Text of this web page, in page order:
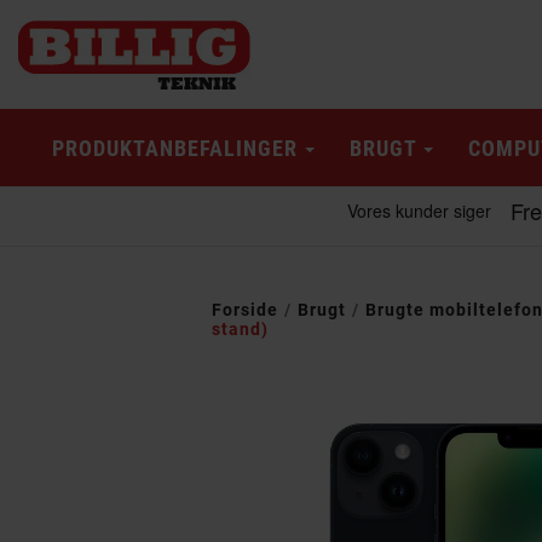
PRODUKTANBEFALINGER BRUGT
Forside Brugt
Brugte
stand)